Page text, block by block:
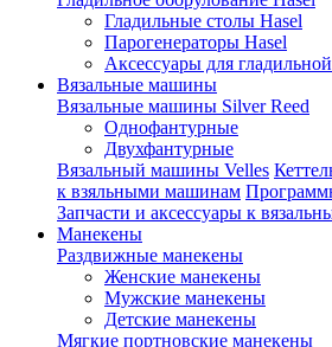
Гладильные столы Hasel
Парогенераторы Hasel
Аксессуары для
Вязальные машины
Вязальные машины Silver Reed
Однофантурные
Двухфантурные
Вязальный машины Velles
к взяльными машинам
Запчасти и аксессуары к
Манекены
Раздвижные манекены
Женские манекены
Мужские манекены
Детские манекены
Мягкие портновские манекены